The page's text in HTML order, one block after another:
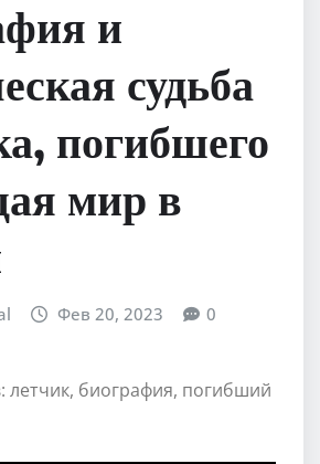
и
судьба
погибшего
мир в
Фев 20, 2023 0